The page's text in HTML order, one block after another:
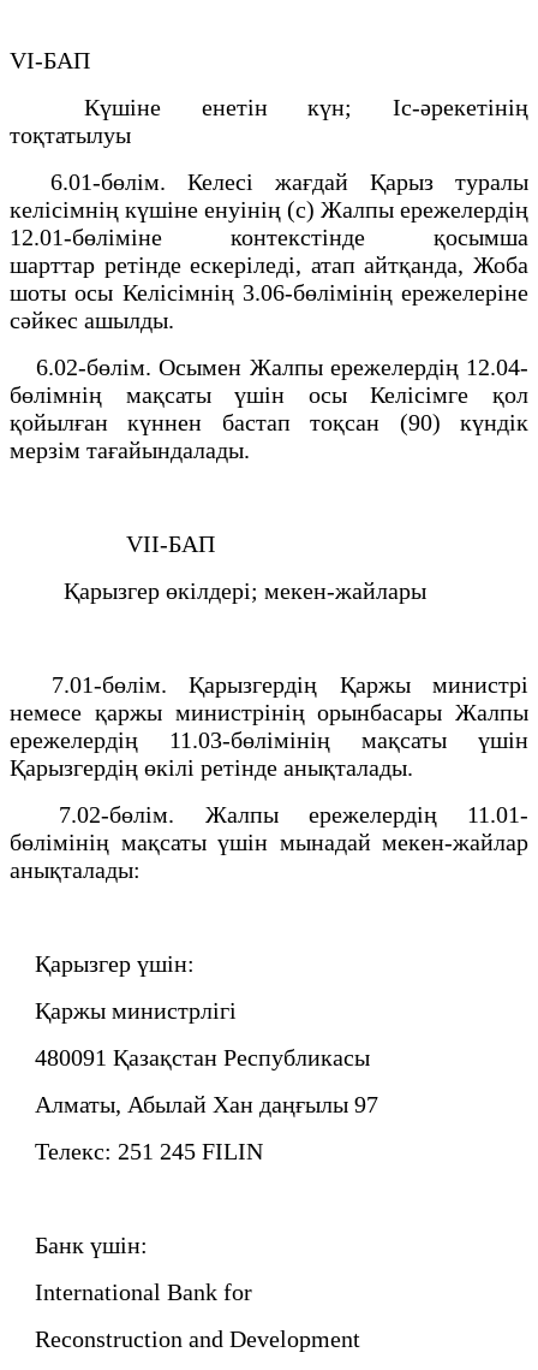
VI-БАП
Күшiне енетiн күн; Iс-әрекетiнiң
тоқтатылуы
6.01-бөлiм. Келесi жағдай Қарыз туралы
келiсiмнiң күшiне енуiнiң (c) Жалпы ережелердiң
12.01-бөлiмiне контекстiнде қосымша
шарттар ретiнде ескерiледi, атап айтқанда, Жоба
шоты осы Келiсiмнiң 3.06-бөлiмiнiң ережелерiне
сәйкес ашылды.
6.02-бөлiм. Осымен Жалпы ережелердiң 12.04-
бөлiмнiң мақсаты үшiн осы Келiсiмге қол
қойылған күннен бастап тоқсан (90) күндiк
мерзiм тағайындалады.
VII-БАП
Қарызгер өкiлдерi; мекен-жайлары
7.01-бөлiм. Қарызгердiң Қаржы министрi
немесе қаржы министрiнiң орынбасары Жалпы
ережелердiң 11.03-бөлiмiнiң мақсаты үшiн
Қарызгердiң өкiлi ретiнде анықталады.
7.02-бөлiм. Жалпы ережелердiң 11.01-
бөлiмiнiң мақсаты үшiн мынадай мекен-жайлар
анықталады:
Қарызгер үшiн:
Қаржы министрлiгi
480091 Қазақстан Республикасы
Алматы, Абылай Хан даңғылы 97
Телекс: 251 245 FILIN
Банк үшiн:
International Bank for
Reconstruction and Development